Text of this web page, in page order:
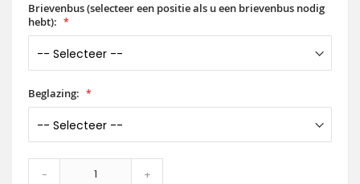
Brievenbus (selecteer een positie als u een brievenbus nodig
hebt):
Beglazing:
- +